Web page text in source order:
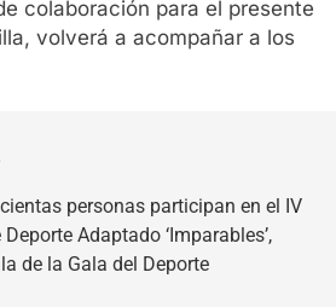
colaboración para el presente
volverá a acompañar a los
personas participan en el IV
Adaptado ‘Imparables’,
de la Gala del Deporte